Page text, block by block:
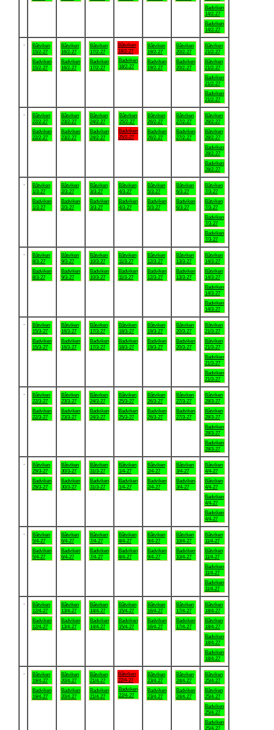
Badviken
14/2-27
Badviken
14/2-27
Båtviken
15/2-27
Badviken
15/2-27
Båtviken
16/2-27
Badviken
16/2-27
Båtviken
17/2-27
Badviken
17/2-27
Båtviken
18/2-27
Badviken
18/2-27
Båtviken
19/2-27
Badviken
19/2-27
Båtviken
20/2-27
Badviken
20/2-27
Båtviken
21/2-27
Båtviken
21/2-27
Badviken
21/2-27
Badviken
21/2-27
Båtviken
22/2-27
Badviken
22/2-27
Båtviken
23/2-27
Badviken
23/2-27
Båtviken
24/2-27
Badviken
24/2-27
Båtviken
25/2-27
Badviken
25/2-27
Båtviken
26/2-27
Badviken
26/2-27
Båtviken
27/2-27
Badviken
27/2-27
Båtviken
28/2-27
Båtviken
28/2-27
Badviken
28/2-27
Badviken
28/2-27
Båtviken
1/3-27
Badviken
1/3-27
Båtviken
2/3-27
Badviken
2/3-27
Båtviken
3/3-27
Badviken
3/3-27
Båtviken
4/3-27
Badviken
4/3-27
Båtviken
5/3-27
Badviken
5/3-27
Båtviken
6/3-27
Badviken
6/3-27
Båtviken
7/3-27
Båtviken
7/3-27
Badviken
7/3-27
Badviken
7/3-27
Båtviken
8/3-27
Badviken
8/3-27
Båtviken
9/3-27
Badviken
9/3-27
Båtviken
10/3-27
Badviken
10/3-27
Båtviken
11/3-27
Badviken
11/3-27
Båtviken
12/3-27
Badviken
12/3-27
Båtviken
13/3-27
Badviken
13/3-27
Båtviken
14/3-27
Båtviken
14/3-27
Badviken
14/3-27
Badviken
14/3-27
Båtviken
15/3-27
Badviken
15/3-27
Båtviken
16/3-27
Badviken
16/3-27
Båtviken
17/3-27
Badviken
17/3-27
Båtviken
18/3-27
Badviken
18/3-27
Båtviken
19/3-27
Badviken
19/3-27
Båtviken
20/3-27
Badviken
20/3-27
Båtviken
21/3-27
Båtviken
21/3-27
Badviken
21/3-27
Badviken
21/3-27
Båtviken
22/3-27
Badviken
22/3-27
Båtviken
23/3-27
Badviken
23/3-27
Båtviken
24/3-27
Badviken
24/3-27
Båtviken
25/3-27
Badviken
25/3-27
Båtviken
26/3-27
Badviken
26/3-27
Båtviken
27/3-27
Badviken
27/3-27
Båtviken
28/3-27
Båtviken
28/3-27
Badviken
28/3-27
Badviken
28/3-27
Båtviken
29/3-27
Badviken
29/3-27
Båtviken
30/3-27
Badviken
30/3-27
Båtviken
31/3-27
Badviken
31/3-27
Båtviken
1/4-27
Badviken
1/4-27
Båtviken
2/4-27
Badviken
2/4-27
Båtviken
3/4-27
Badviken
3/4-27
Båtviken
4/4-27
Båtviken
4/4-27
Badviken
4/4-27
Badviken
4/4-27
Båtviken
5/4-27
Badviken
5/4-27
Båtviken
6/4-27
Badviken
6/4-27
Båtviken
7/4-27
Badviken
7/4-27
Båtviken
8/4-27
Badviken
8/4-27
Båtviken
9/4-27
Badviken
9/4-27
Båtviken
10/4-27
Badviken
10/4-27
Båtviken
11/4-27
Båtviken
11/4-27
Badviken
11/4-27
Badviken
11/4-27
Båtviken
12/4-27
Badviken
12/4-27
Båtviken
13/4-27
Badviken
13/4-27
Båtviken
14/4-27
Badviken
14/4-27
Båtviken
15/4-27
Badviken
15/4-27
Båtviken
16/4-27
Badviken
16/4-27
Båtviken
17/4-27
Badviken
17/4-27
Båtviken
18/4-27
Båtviken
18/4-27
Badviken
18/4-27
Badviken
18/4-27
Båtviken
19/4-27
Badviken
19/4-27
Båtviken
20/4-27
Badviken
20/4-27
Båtviken
21/4-27
Badviken
21/4-27
Båtviken
22/4-27
Badviken
22/4-27
Båtviken
23/4-27
Badviken
23/4-27
Båtviken
24/4-27
Badviken
24/4-27
Båtviken
25/4-27
Båtviken
25/4-27
Badviken
25/4-27
Badviken
25/4-27